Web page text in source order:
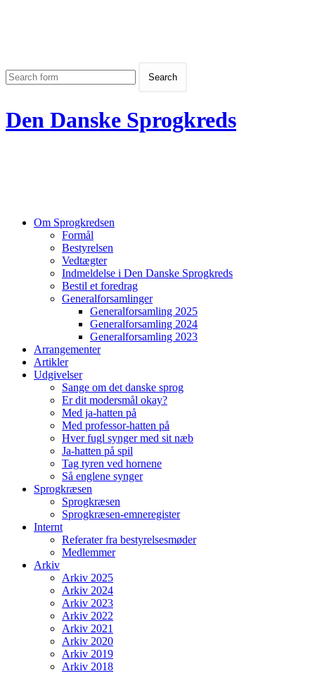
Den Danske Sprogkreds
Om Sprogkredsen
Formål
Bestyrelsen
Vedtægter
Indmeldelse i Den Danske Sprogkreds
Bestil et foredrag
Generalforsamlinger
Generalforsamling 2025
Generalforsamling 2024
Generalforsamling 2023
Arrangementer
Artikler
Udgivelser
Sange om det danske sprog
Er dit modersmål okay?
Med ja-hatten på
Med professor-hatten på
Hver fugl synger med sit næb
Ja-hatten på spil
Tag tyren ved hornene
Så englene synger
Sprogkræsen
Sprogkræsen
Sprogkræsen-emneregister
Internt
Referater fra bestyrelsesmøder
Medlemmer
Arkiv
Arkiv 2025
Arkiv 2024
Arkiv 2023
Arkiv 2022
Arkiv 2021
Arkiv 2020
Arkiv 2019
Arkiv 2018